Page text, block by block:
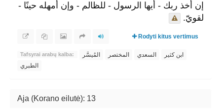
إن أخذ ربك - أيها الرسول - للظالم - وإن أمهله حينًا -
لقويّ.
Rodyti kitus vertimus
Tafsyrai arabų kalba: المُيسَّر المختصر السعدي
ابن كثير
الطبري
Aja (Korano eilutė): 13